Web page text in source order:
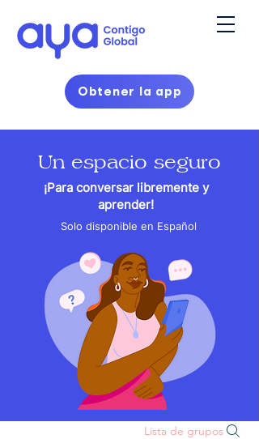
Obtener la app
Un espacio seguro
¡Para conversar libremente y
aprender!
Solo disponible en Español
Lista de grupos